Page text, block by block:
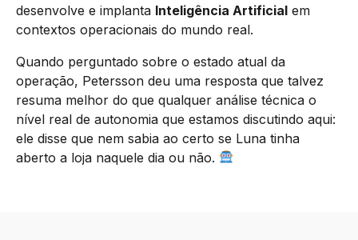
desenvolve e implanta Inteligência Artificial em
contextos operacionais do mundo real.
Quando perguntado sobre o estado atual da
operação, Petersson deu uma resposta que talvez
resuma melhor do que qualquer análise técnica o
nível real de autonomia que estamos discutindo aqui:
ele disse que nem sabia ao certo se Luna tinha
aberto a loja naquele dia ou não.